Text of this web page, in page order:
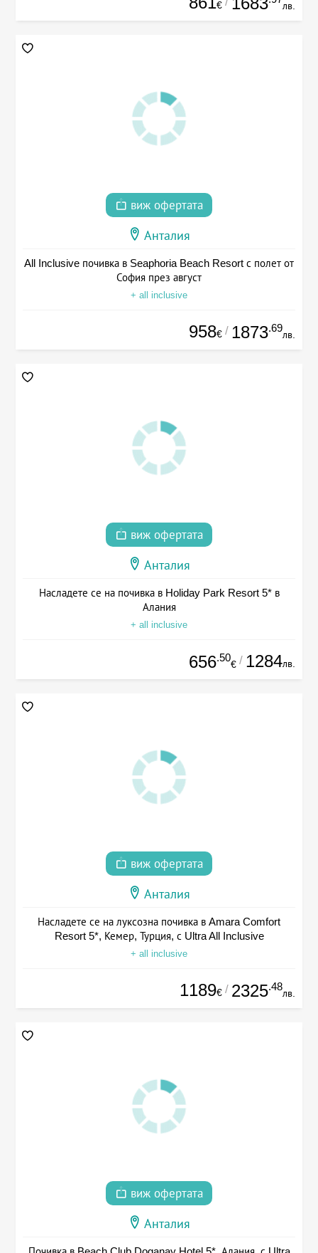
€ лв.
виж офертата
Анталия
All Inclusive почивка в Seaphoria Beach Resort с полет от
София през август
+ all inclusive
958€ / 1873.69
лв.
виж офертата
Анталия
Насладете се на почивка в Holiday Park Resort 5* в
Алания
+ all inclusive
656.50
€ / 1284лв.
виж офертата
Анталия
Насладете се на луксозна почивка в Amara Comfort
Resort 5*, Кемер, Турция, с Ultra All Inclusive
+ all inclusive
1189€ / 2325.48
лв.
виж офертата
Анталия